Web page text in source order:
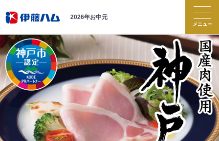
2026年お中元
メニュー
お中元トップ
商品紹介
伝承
伝承献呈